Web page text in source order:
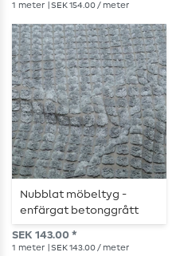
1 meter | SEK 154.00 / meter
Nubblat möbeltyg -
enfärgat betonggrått
SEK 143.00 *
1 meter | SEK 143.00 / meter